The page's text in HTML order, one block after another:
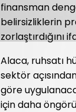
finansman
belirsizliklerin
zorlaştırdığını
Alaca, ruhsatı
sektör
göre
için daha